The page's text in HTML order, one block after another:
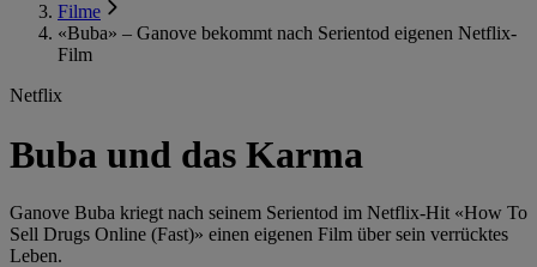
Filme
«Buba» – Ganove bekommt nach Serientod eigenen Netflix-
Film
Netflix
Buba und das Karma
Ganove Buba kriegt nach seinem Serientod im Netflix-Hit «How To
Sell Drugs Online (Fast)» einen eigenen Film über sein verrücktes
Leben.